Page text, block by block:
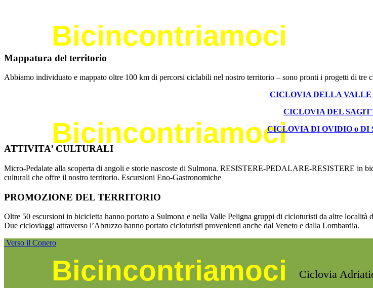
Bicincontriamoci
Bicincontriamoci
Pedalare Lento
Bicincontriamoci
Mappatura del territorio
Abbiamo individuato e mappato oltre 100 km di percorsi ciclabili nel nostro territorio – sono pronti i progetti di tre
CICLOVIA DELLA VALLE
CICLOVIA DEL
CICLOVIA DI OVIDIO o DI
ATTIVITA’ CULTURALI
Micro-Pedalate alla scoperta di angoli e storie nascoste di Sulmona. RESISTERE-PEDALARE-RESISTERE in
culturali che offre il nostro territorio. Escursioni Eno-Gastronomiche
PROMOZIONE DEL TERRITORIO
Oltre 50 escursioni in bicicletta hanno portato a Sulmona e nella Valle Peligna gruppi di cicloturisti da altre località
Due cicloviaggi attraverso l’Abruzzo hanno portato cicloturisti provenienti anche dal Veneto e dalla Lombardia.
Verso il Conero
Ciclovia